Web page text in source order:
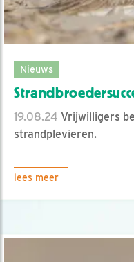
Nieuws
19.08.24 Vrijwilligers
strandplevieren.
lees meer